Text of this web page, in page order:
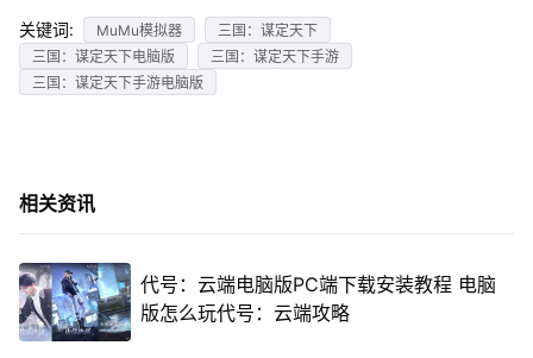
关键词: MuMu模拟器
三国：谋定天下
三国：谋定天下电脑版
三国：谋定天下手游
三国：谋定天下手游电脑版
相关资讯
代号：云端电脑版PC端下载安装教程 电脑
版怎么玩代号：云端攻略